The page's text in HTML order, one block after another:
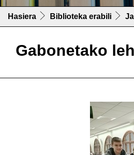
Hasiera Biblioteka erabili
Gabonetako